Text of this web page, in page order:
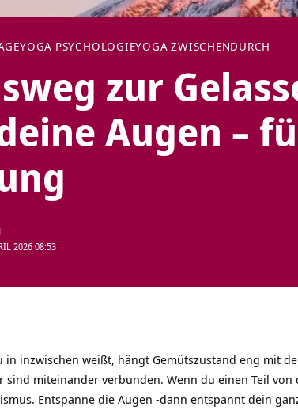
YOGA PSYCHOLOGIEYOGA ZWISCHENDURCH
zur
Augen –
2026 08:53
in inzwischen weißt, hängt Gemütszustand eng mit
sind miteinander verbunden. Wenn du einen Teil
Entspanne die Augen -dann entspannt dein